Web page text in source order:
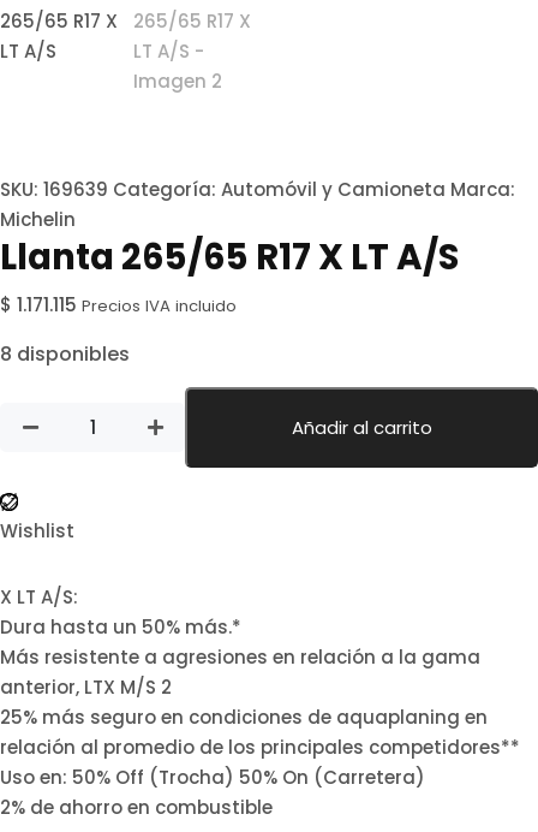
SKU: 169639 Categoría: Automóvil y Camioneta Marca:
Michelin
Llanta 265/65 R17 X LT A/S
$ 1.171.115 Precios IVA incluido
8 disponibles
Añadir al carrito
Wishlist
X LT A/S:
Dura hasta un 50% más.*
Más resistente a agresiones en relación a la gama
anterior, LTX M/S 2
25% más seguro en condiciones de aquaplaning en
relación al promedio de los principales competidores**
Uso en: 50% Off (Trocha) 50% On (Carretera)
2% de ahorro en combustible